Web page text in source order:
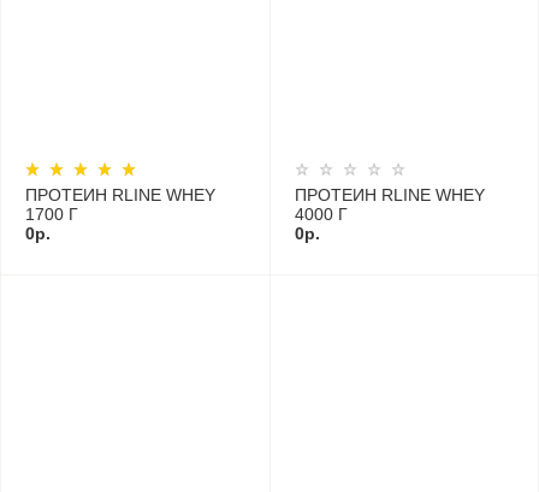
ПРОТЕИН RLINE WHEY
1700 Г
0р.
ПРОТЕИН RLINE WHEY
4000 Г
0р.